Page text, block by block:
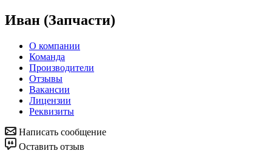
Иван (Запчасти)
О компании
Команда
Производители
Отзывы
Вакансии
Лицензии
Реквизиты
Написать сообщение
Оставить отзыв